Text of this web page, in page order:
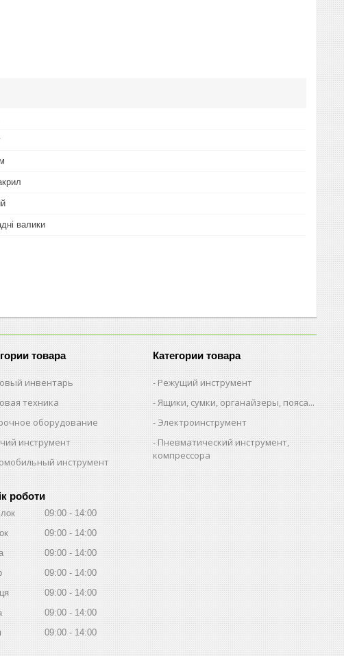
валики
товара
инвентарь
техника
оборудование
инструмент
инструмент
Категории товара
Режущий инструмент
Ящики, сумки, органайзеры, пояса...
Электроинструмент
Пневматический инструмент,
компрессора
роботи
09:00
14:00
09:00
14:00
09:00
14:00
09:00
14:00
09:00
14:00
09:00
14:00
09:00 14:00